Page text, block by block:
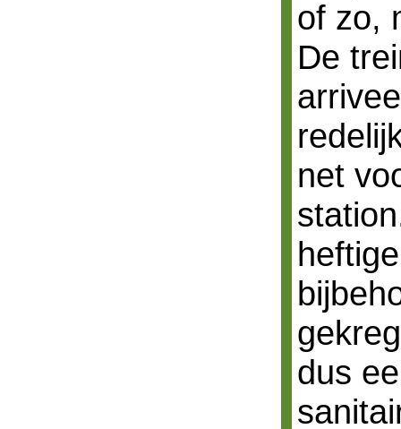
of zo,
De
net
dus